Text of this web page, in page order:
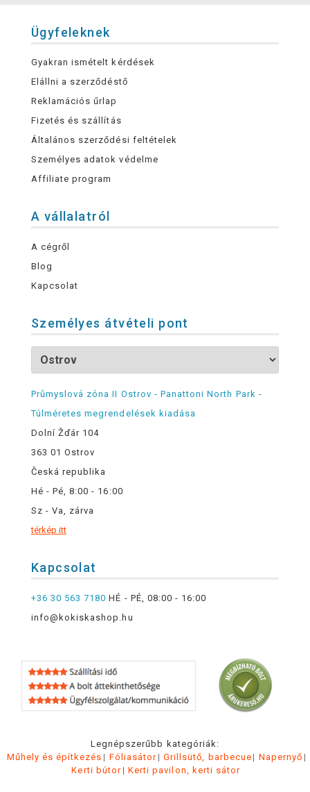
Ügyfeleknek
Gyakran ismételt kérdések
Elállni a szerződéstő
Reklamációs űrlap
Fizetés és szállítás
Általános szerződési feltételek
Személyes adatok védelme
Affiliate program
A vállalatról
A cégről
Blog
Kapcsolat
Személyes átvételi pont
Průmyslová zóna II Ostrov - Panattoni North Park -
Túlméretes megrendelések kiadása
Dolní Žďár 104
363 01 Ostrov
Česká republika
Hé - Pé, 8:00 - 16:00
Sz - Va, zárva
térkép itt
Kapcsolat
+36 30 563 7180 HÉ - PÉ, 08:00 - 16:00
info@kokiskashop.hu
Legnépszerűbb kategóriák:
Műhely és építkezés
Fóliasátor Grillsütő, barbecue
Napernyő
Kerti bútor
Kerti pavilon, kerti sátor